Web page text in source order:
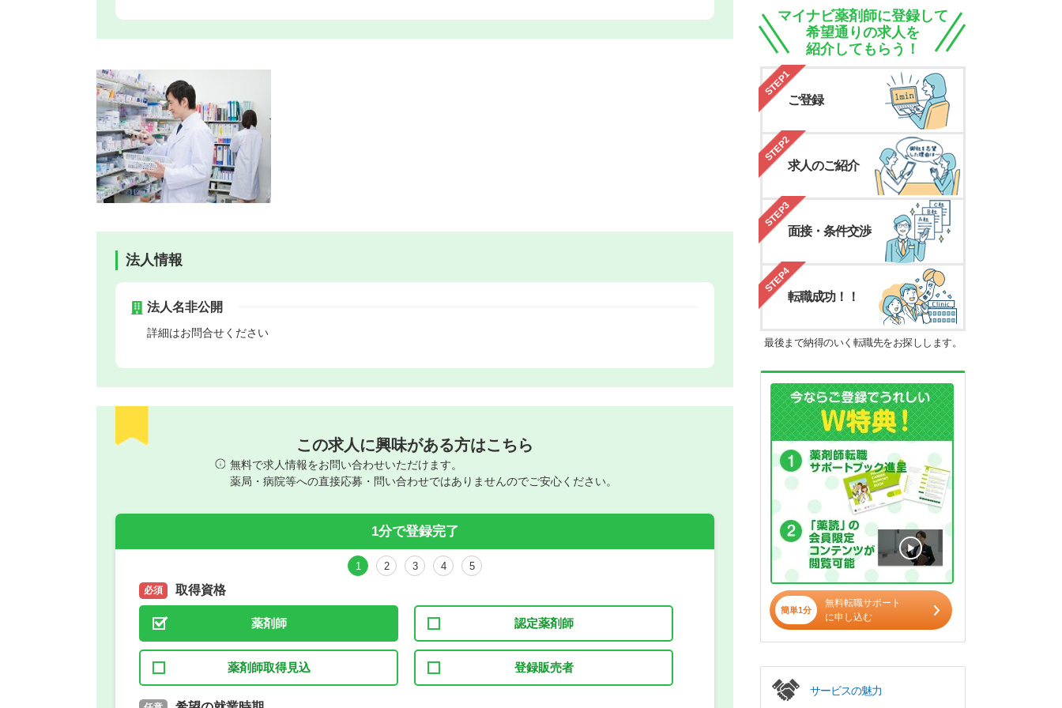
法人情報
法人名非公開
詳細はお問合せください
この求人に興味がある方はこちら
無料で求人情報をお問い合わせいただけます。
薬局・病院等への直接応募・問い合わせではありませんのでご安心ください。
1分で登録完了
1 2 3 4 5
必須 取得資格
薬剤師 認定薬剤師
薬剤師取得見込 登録販売者
希望の働き方
正社員
パート(週4日～5日)
マイナビ薬剤師に登録して
希望通りの求人を
紹介してもらう！
STEP1
ご登録
STEP2
求人のご紹介
STEP3
面接・条件交渉
STEP4
転職成功！！
最後まで納得のいく転職先をお探しします。
簡単1分
無料転職サポート
に申し込む
サービスの魅力